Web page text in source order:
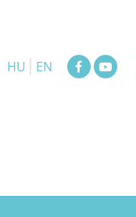
HU EN